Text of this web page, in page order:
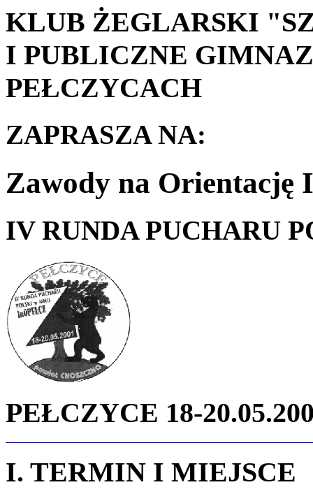
KLUB ŻEGLARSKI
I PUBLICZNE
PEŁCZYCACH
ZAPRASZA NA:
Zawody na Orientację
IV RUNDA PUCHARU
PEŁCZYCE 18-
I. TERMIN I MIEJSCE